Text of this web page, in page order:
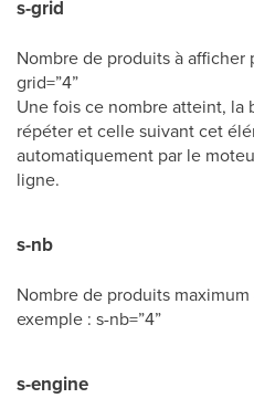
s-grid
Nombre de produits à afficher
grid=”4”
Une fois ce nombre atteint, la
répéter et celle suivant cet
automatiquement par le
ligne.
s-nb
Nombre de produits
exemple : s-nb=”4”
s-engine